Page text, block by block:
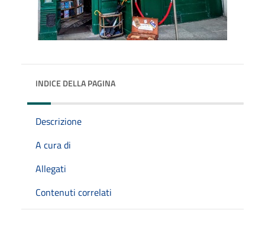
INDICE DELLA PAGINA
Descrizione
A cura di
Allegati
Contenuti correlati